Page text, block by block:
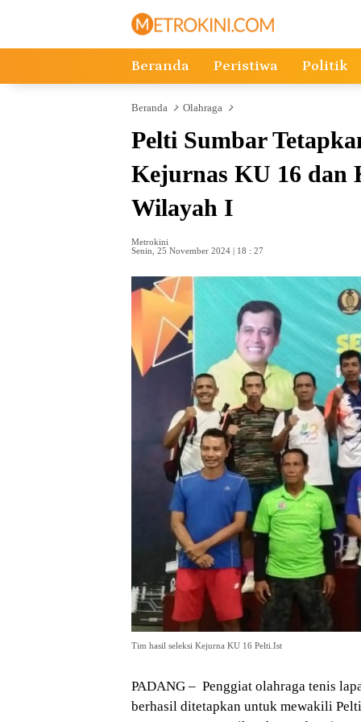
Beranda Peristiwa Politik
Beranda Olahraga
Pelti Sumbar
Kejurnas KU 16 dan
Wilayah I
Metrokini
Senin, 25 November 2024 | 18 : 27
Tim hasil seleksi Kejurna KU 16 Pelti.Ist
PADANG – Penggiat olahraga tenis
berhasil ditetapkan untuk mewakili